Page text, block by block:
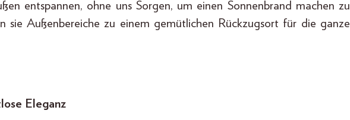
entspannen, ohne uns Sorgen, um einen Sonnenbrand machen zu
sie Außenbereiche zu einem gemütlichen Rückzugsort für die ganze
Eleganz